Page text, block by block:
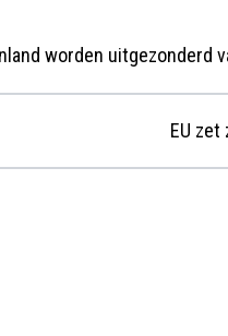
worden uitgezonderd
EU